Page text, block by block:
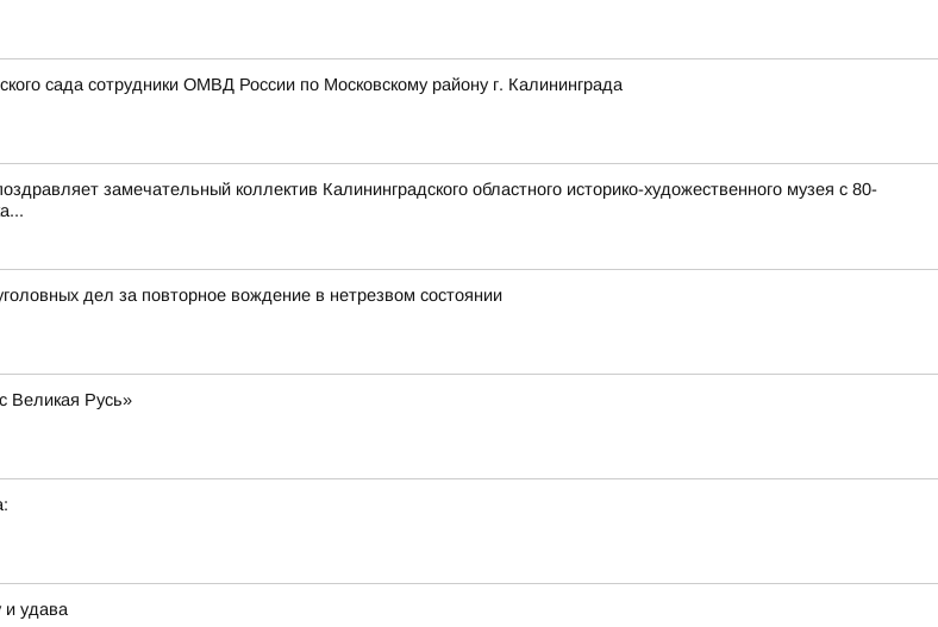
сада сотрудники ОМВД России по Московскому району г. Калининграда
замечательный коллектив Калининградского областного историко-художественного музея с 80-
дел за повторное вождение в нетрезвом состоянии
Великая Русь»
и удава